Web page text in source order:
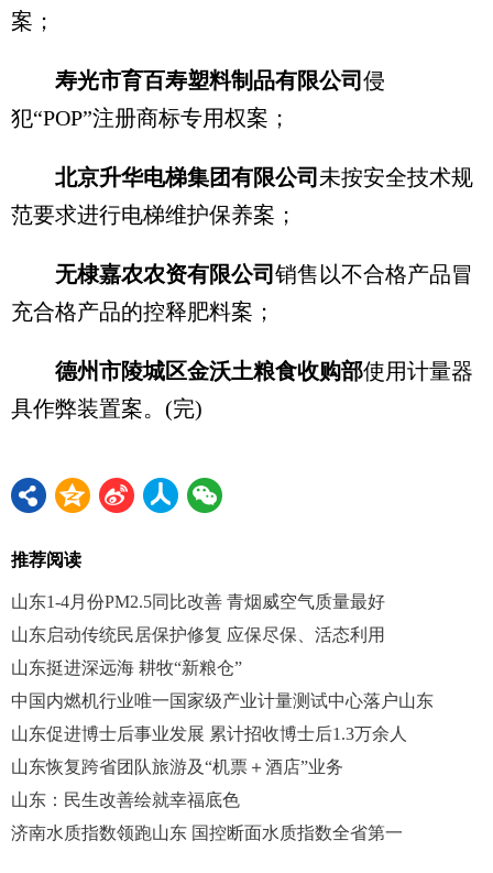
案；
寿光市育百寿塑料制品有限公司 侵
犯“POP”注册商标专用权案；
北京升华电梯集团有限公司 未按安全技术规
范要求进行电梯维护保养案；
无棣嘉农农资有限公司 销售以不合格产品冒
充合格产品的控释肥料案；
德州市陵城区金沃土粮食收购部使用计量器
具作弊装置案。(完)
推荐阅读
山东1-4月份PM2.5同比改善 青烟威空气质量最好
山东启动传统民居保护修复 应保尽保、活态利用
山东挺进深远海 耕牧“新粮仓”
中国内燃机行业唯一国家级产业计量测试中心落户山东
山东促进博士后事业发展 累计招收博士后1.3万余人
山东恢复跨省团队旅游及“机票＋酒店”业务
山东：民生改善绘就幸福底色
济南水质指数领跑山东 国控断面水质指数全省第一